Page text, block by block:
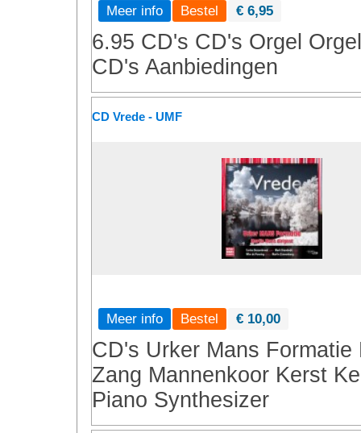
Meer info € 6,95
6.95 CD's CD's Orgel Orgel
CD's Aanbiedingen
CD Vrede - UMF
Meer info € 10,00
CD's Urker Mans Formatie
Zang Mannenkoor Kerst
Piano Synthesizer